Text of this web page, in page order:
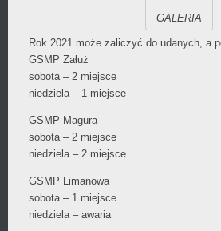
GALERIA
Rok 2021 może zaliczyć do udanych, a
GSMP Załuż
sobota – 2 miejsce
niedziela – 1 miejsce
GSMP Magura
sobota – 2 miejsce
niedziela – 2 miejsce
GSMP Limanowa
sobota – 1 miejsce
niedziela – awaria